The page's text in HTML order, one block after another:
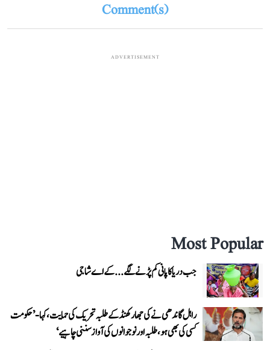
Comment(s)
ADVERTISEMENT
Most Popular
جب دریا کا پانی کم پڑنے لگے...کے اے شاجی
راہل گاندھی نے کی جھارکھنڈ کے طلبہ تحریک کی حمایت، کہا- ’حکومت
کسی کی بھی ہو، طلبہ اور نوجوانوں کی آواز سننی چاہیے‘